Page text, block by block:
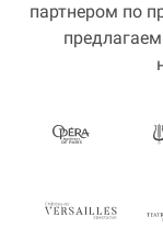
партнером по